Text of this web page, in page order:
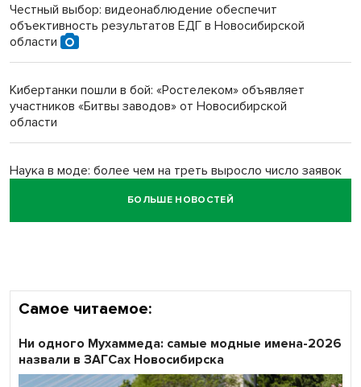
Новосибирский преподаватель с женой вошли в топ-16
многодетных в России
Обновлённое отделение ВТБ открылось в Искитиме
Честный выбор: видеонаблюдение обеспечит
объективность результатов ЕДГ в Новосибирской
области
Кибертанки пошли в бой: «Ростелеком» объявляет
участников «Битвы заводов» от Новосибирской
области
Наука в моде: более чем на треть выросло число заявок
БОЛЬШЕ НОВОСТЕЙ
Самое читаемое:
Ни одного Мухаммеда: самые модные имена-2026
назвали в ЗАГСах Новосибирска